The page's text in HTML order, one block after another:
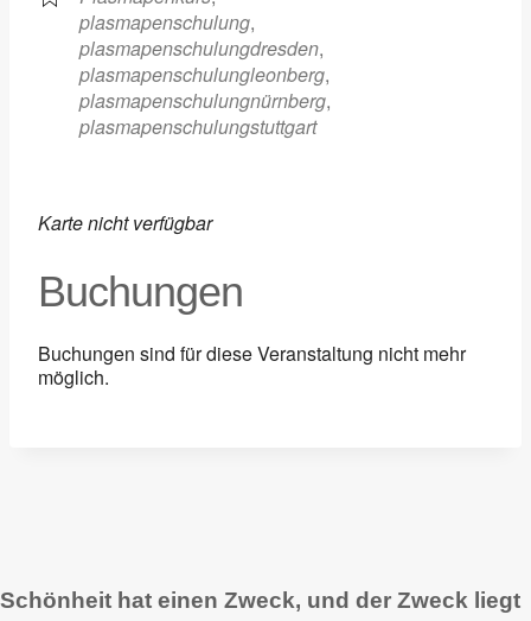
plasmapenschulung,
plasmapenschulungdresden,
plasmapenschulungleonberg,
plasmapenschulungnürnberg,
plasmapenschulungstuttgart
Karte nicht verfügbar
Buchungen
Buchungen sind für diese Veranstaltung nicht mehr
möglich.
Schönheit hat einen Zweck, und der Zweck liegt